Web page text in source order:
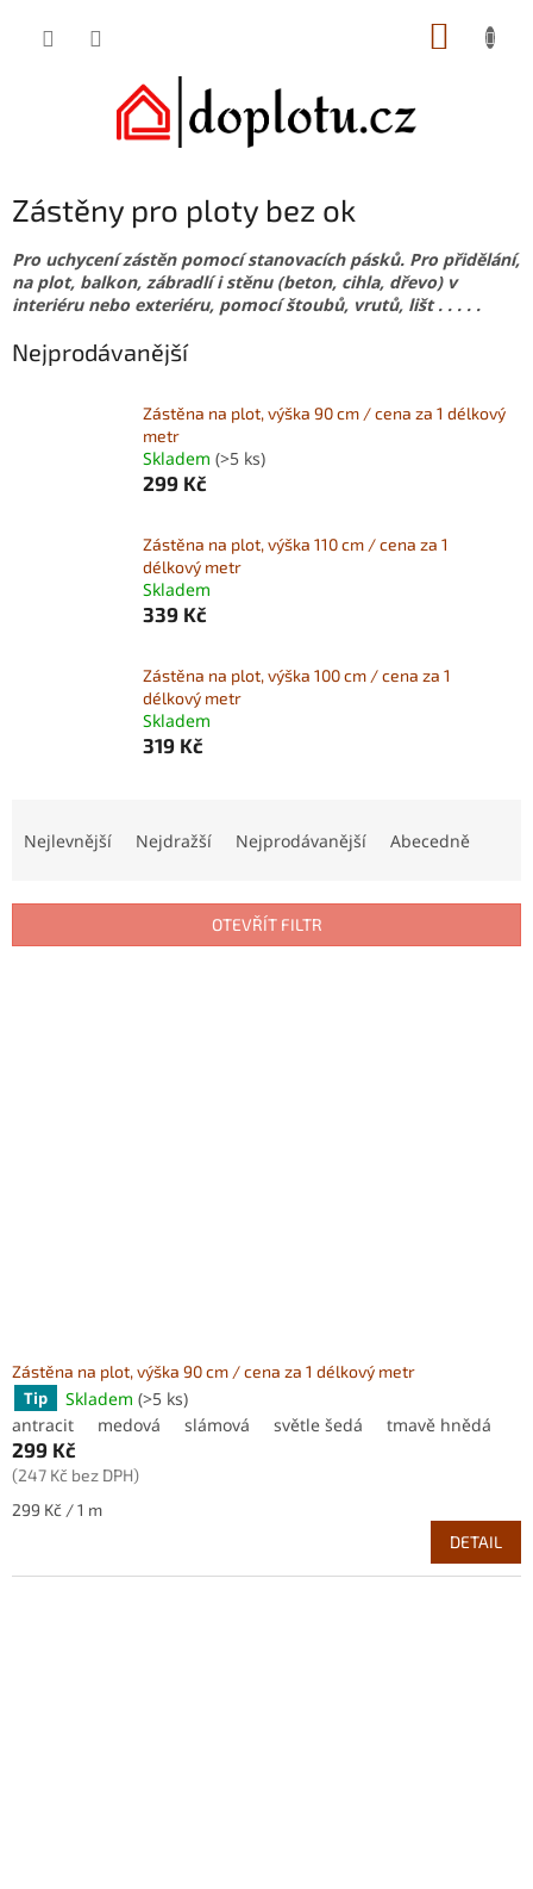
Zástěny pro ploty bez ok
Pro uchycení zástěn pomocí stanovacích pásků. Pro přidělání,
na plot, balkon, zábradlí i stěnu (beton, cihla, dřevo) v
interiéru nebo exteriéru, pomocí štoubů, vrutů, lišt . . . . .
Nejprodávanější
Zástěna na plot, výška 90 cm / cena za 1 délkový
metr
Skladem (>5 ks)
299 Kč
Zástěna na plot, výška 110 cm / cena za 1
délkový metr
Skladem
339 Kč
Zástěna na plot, výška 100 cm / cena za 1
délkový metr
Skladem
319 Kč
í
Nejlevnější Nejdražší Nejprodávanější Abecedně
OTEVŘÍT FILTR
Zástěna na plot, výška 90 cm / cena za 1 délkový metr
Tip Skladem (>5 ks)
antracit
medová slámová světle šedá tmavě hnědá
299 Kč
(247 Kč bez DPH)
Měrná
299 Kč / 1 m
DETAIL